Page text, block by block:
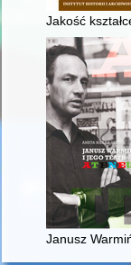
Jakość
Janusz